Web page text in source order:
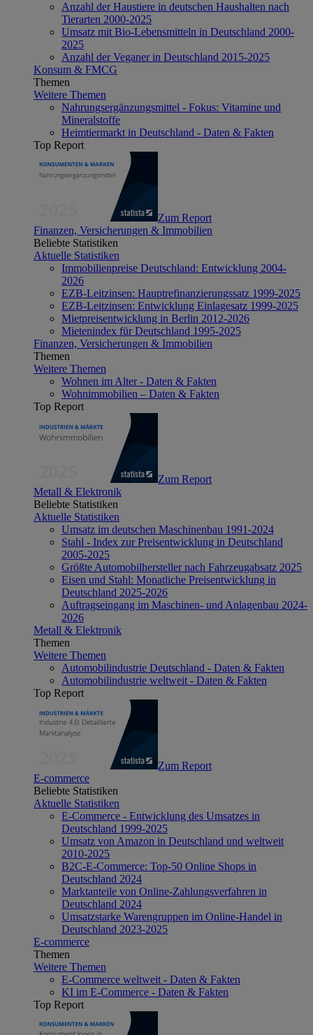
Anzahl der Haustiere in deutschen Haushalten nach
Tierarten 2000-2025
Umsatz mit Bio-Lebensmitteln in Deutschland 2000-
2025
Anzahl der Veganer in Deutschland 2015-2025
Konsum & FMCG
Themen
Weitere Themen
Nahrungsergänzungsmittel - Fokus: Vitamine und
Mineralstoffe
Heimtiermarkt in Deutschland - Daten & Fakten
Top Report
Zum Report
Finanzen, Versicherungen & Immobilien
Beliebte Statistiken
Aktuelle Statistiken
Immobilienpreise Deutschland: Entwicklung 2004-
2026
EZB-Leitzinsen: Hauptrefinanzierungssatz 1999-2025
EZB-Leitzinsen: Entwicklung Einlagesatz 1999-2025
Mietpreisentwicklung in Berlin 2012-2026
Mietenindex für Deutschland 1995-2025
Finanzen, Versicherungen & Immobilien
Themen
Weitere Themen
Wohnen im Alter - Daten & Fakten
Wohnimmobilien – Daten & Fakten
Top Report
Zum Report
Metall & Elektronik
Beliebte Statistiken
Aktuelle Statistiken
Umsatz im deutschen Maschinenbau 1991-2024
Stahl - Index zur Preisentwicklung in Deutschland
2005-2025
Größte Automobilhersteller nach Fahrzeugabsatz 2025
Eisen und Stahl: Monatliche Preisentwicklung in
Deutschland 2025-2026
Auftragseingang im Maschinen- und Anlagenbau 2024-
2026
Metall & Elektronik
Themen
Weitere Themen
Automobilindustrie Deutschland - Daten & Fakten
Automobilindustrie weltweit - Daten & Fakten
Top Report
Zum Report
E-commerce
Beliebte Statistiken
Aktuelle Statistiken
E-Commerce - Entwicklung des Umsatzes in
Deutschland 1999-2025
Umsatz von Amazon in Deutschland und weltweit
2010-2025
B2C-E-Commerce: Top-50 Online Shops in
Deutschland 2024
Marktanteile von Online-Zahlungsverfahren in
Deutschland 2024
Umsatzstarke Warengruppen im Online-Handel in
Deutschland 2023-2025
E-commerce
Themen
Weitere Themen
E-Commerce weltweit - Daten & Fakten
KI im E-Commerce - Daten & Fakten
Top Report